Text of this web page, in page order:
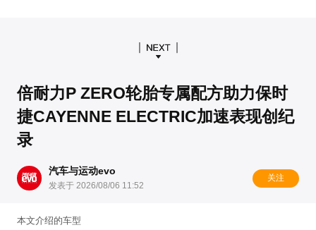
倍耐力P ZERO轮胎专属配方助力保时
捷CAYENNE ELECTRIC加速表现创纪
录
汽车与运动evo
发表于 2026/08/06 11:52
关注
本文介绍的车型